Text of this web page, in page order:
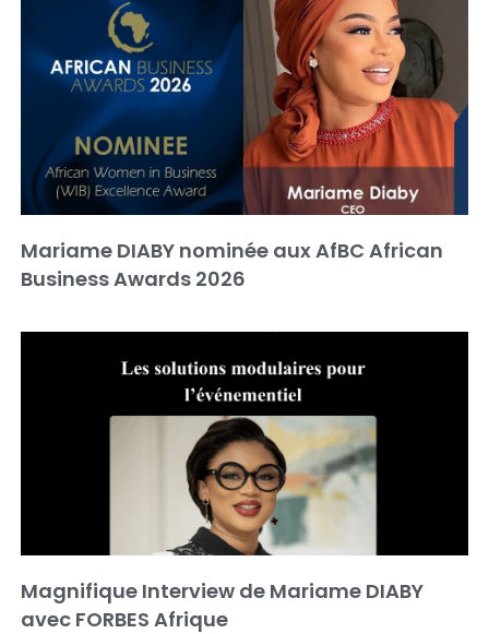
Mariame DIABY nominée aux AfBC African
Business Awards 2026
Magnifique Interview de Mariame DIABY
avec FORBES Afrique